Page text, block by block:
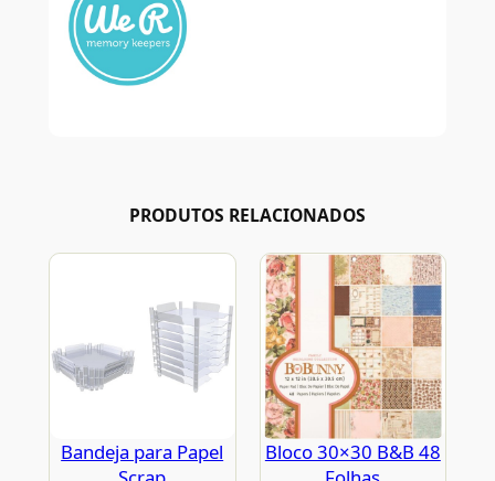
PRODUTOS RELACIONADOS
Bandeja para Papel
Bloco 30×30 B&B 48